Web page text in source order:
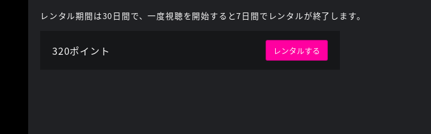
レンタル期間は30日間で、一度視聴を開始すると7日間でレンタルが終了します。
320ポイント レンタルする